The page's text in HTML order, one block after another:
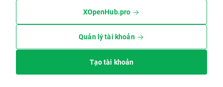
XOpenHub.pro
Quản lý tài khoản
Tạo tài khoản